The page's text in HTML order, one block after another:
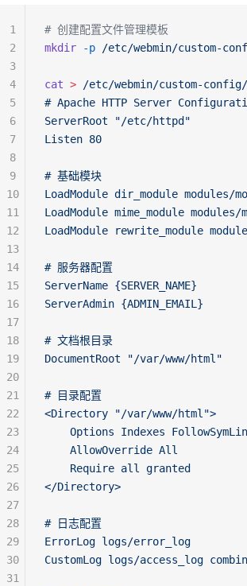
# 创建配置文件管理模板
mkdir -p /etc/webmin/custom-
cat > /etc/webmin/custom-
# Apache HTTP Server
ServerRoot "/etc/httpd"
Listen 80
# 基础模块
LoadModule dir_module modules/
LoadModule mime_module modules/
LoadModule rewrite_module
# 服务器配置
ServerName {SERVER_NAME}
ServerAdmin {ADMIN_EMAIL}
# 文档根目录
DocumentRoot "/var/www/html"
# 目录配置
<Directory "/var/www/html">
Options Indexes
    AllowOverride All
    Require all granted
</Directory>
# 日志配置
ErrorLog logs/error_log
CustomLog logs/access_log
1
2
3
4
5
6
7
8
9
10
11
12
13
14
15
16
17
18
19
20
21
22
23
24
25
26
27
28
29
30
31